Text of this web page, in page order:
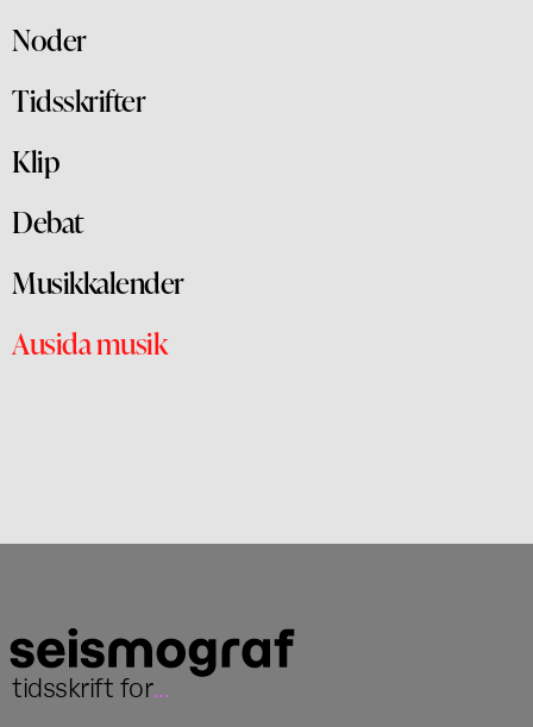
Noder
Tidsskrifter
Klip
Debat
Musikkalender
Ausida musik
tidsskrift for...